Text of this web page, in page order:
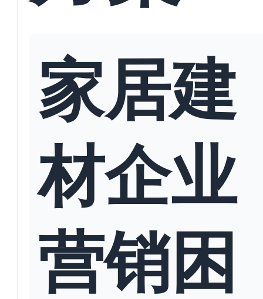
家居建
材企业
营销困